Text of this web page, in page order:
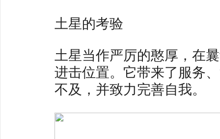
土星的考验
土星当作严厉的憨厚，在
进击位置。它带来了服务
不及，并致力完善自我。